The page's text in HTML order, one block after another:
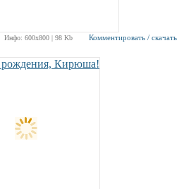
Инфо: 600х800 | 98 Kb Комментировать / скачать